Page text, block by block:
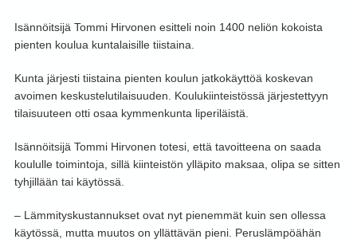
Isännöitsijä Tommi Hirvonen esitteli noin 1400 neliön kokoista
pienten koulua kuntalaisille tiistaina.
Kunta järjesti tiistaina pienten koulun jatkokäyttöä koskevan
avoimen keskustelutilaisuuden. Koulukiinteistössä järjestettyyn
tilaisuuteen otti osaa kymmenkunta liperiläistä.
Isännöitsijä Tommi Hirvonen totesi, että tavoitteena on saada
koululle toimintoja, sillä kiinteistön ylläpito maksaa, olipa se sitten
tyhjillään tai käytössä.
– Lämmityskustannukset ovat nyt pienemmät kuin sen ollessa
käytössä, mutta muutos on yllättävän pieni. Peruslämpöähän